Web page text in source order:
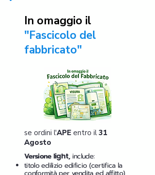
In omaggio il
"Fascicolo del
fabbricato"
se ordini l'APE entro il 31
Agosto
Versione light,include:
titolo edilizio edificio (certifica la